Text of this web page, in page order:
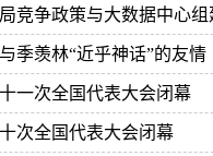
竞争政策与大数据中心组
季羡林“近乎神话”的友情
一次全国代表大会闭幕
次全国代表大会闭幕